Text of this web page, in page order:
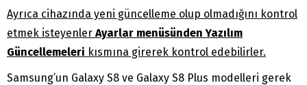
Ayrıca cihazında yeni güncelleme olup olmadığını kontrol
etmek isteyenler Ayarlar menüsünden Yazılım
Güncellemeleri kısmına girerek kontrol edebilirler.
Samsung’un Galaxy S8 ve Galaxy S8 Plus modelleri gerek